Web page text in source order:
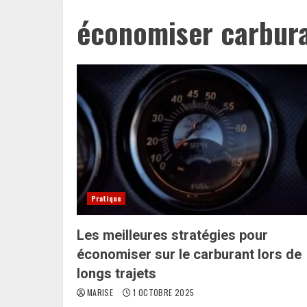
économiser
Pratique
Les meilleures stratégies pour
économiser sur le carburant lors de
longs trajets
MARISE 1 OCTOBRE 2025